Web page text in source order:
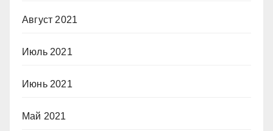
Август 2021
Июль 2021
Июнь 2021
Май 2021